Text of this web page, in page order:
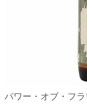
パワー・オブ・フ